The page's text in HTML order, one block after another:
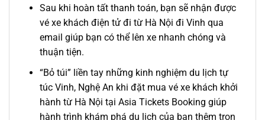
Sau khi hoàn tất thanh toán, bạn sẽ nhận được
vé xe khách điện tử đi từ Hà Nội đi Vinh qua
email giúp bạn có thể lên xe nhanh chóng và
thuận tiện.
“Bỏ túi” liền tay những kinh nghiệm du lịch tự
túc Vinh, Nghệ An khi đặt mua vé xekhách khởi
hành từHà Nội tại Asia Tickets Booking giúp
hành trình khám phá du lịch của bạn thêm trọn